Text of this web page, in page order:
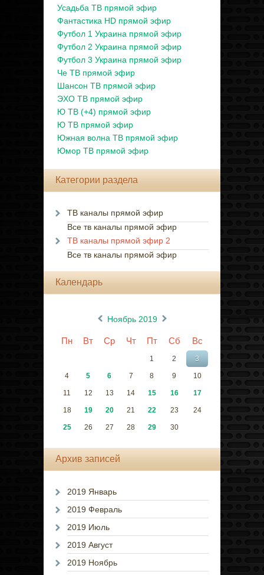
Усадьба ТВ прямой эфир
Фантастика HD прямой эфир
Футбол 1 Украина прямой эфир
Футбол 2 Украина прямой эфир
Футбол 3 Украина прямой эфир
Че ТВ прямой эфир
Шансон ТВ прямой эфир
ЭХО ТВ прямой эфир
Ю ТВ (+4) прямой эфир
Ю ТВ прямой эфир
Южная волна ТВ прямой эфир
Юмор ТВ прямой эфир
Категории раздела
ТВ каналы прямой эфир
Все тв каналы прямой эфир
ТВ каналы прямой эфир 2
Все тв каналы прямой эфир
Календарь
« Ноябрь 2019 »
Пн Вт Ср Чт Пт Сб Вс
1 2 3
4 5 6 7 8 9 10
11 12 13 14 15 16 17
18 19 20 21 22 23 24
25 26 27 28 29 30
Архив записей
2019 Январь
2019 Февраль
2019 Июль
2019 Август
2019 Ноябрь